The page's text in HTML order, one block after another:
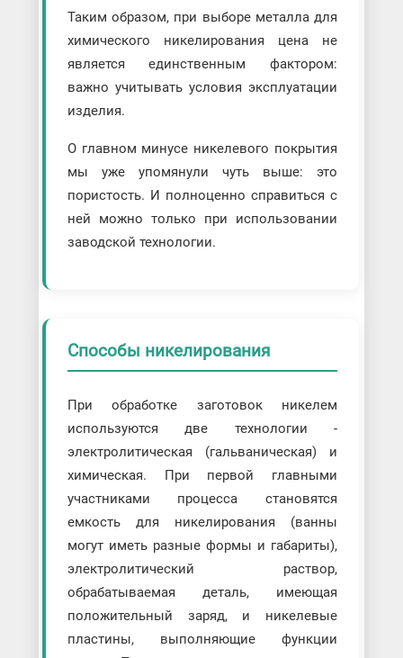
Таким образом, при выборе металла для
химического никелирования цена не
является единственным фактором:
важно учитывать условия эксплуатации
изделия.
О главном минусе никелевого покрытия
мы уже упомянули чуть выше: это
пористость. И полноценно справиться с
ней можно только при использовании
заводской технологии.
Способы никелирования
При обработке заготовок никелем
используются две технологии -
электролитическая (гальваническая) и
химическая. При первой главными
участниками процесса становятся
емкость для никелирования (ванны
могут иметь разные формы и габариты),
электролитический раствор,
обрабатываемая деталь, имеющая
положительный заряд, и никелевые
пластины, выполняющие функции